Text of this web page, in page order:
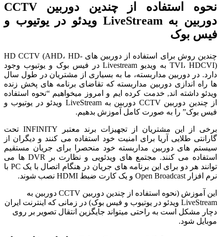
نحوه استفاده از چندین دوربین CCTV
دوربین به LiveStream ویدئو در یوتیوب و
فیس بوک
چندین روش برای استفاده از دوربین های HD CCTV (AHD، HD-
TVI، HDCVI) به ویدیو Livestream در فیس بوک و یوتیوب وجود
دارد. در دوربین مداربسته، ما به بسیاری از مشتریان در طول سال
ها راه اندازی دوربین مداربسته که تقاضای برنامه های پخش زنده
ویدئو داشته اند, خدمت کرده ایم و امروز میخواهیم “نحوه استفاده
از چندین دوربین CCTV دوربین به LiveStream ویدئو در یوتیوب و
فیس بوک” را به صورت کامل آموزش بدهیم.
برخی از این مشتریان از تجهیزات برند معتبر INFINITY تحت
گارانتی طلایی آریا برای امنیت خود استفاده می کنند و دیگران از
سیستم های دوربین مداربسته خود منحصرا برای جریان مستقیم
استفاده می کنند. مجتمع های ویدئویی و نظارت بر DVR ها می
توانند هر دو برای این برنامه های جریان در هنگام اتصال با یک PC با
نرم افزار Open Broadcast و یک کارت ضبط HDMI نصب شوند.
این آموزش (نحوه استفاده از چندین دوربین CCTV دوربین به
LiveStream ویدئو در یوتیوب و فیس بوک) در زمانی که اینترنت ایران
دچار مشکل است به راحتی میتواند جایگزین انتقال تصویر بر روی
موبایل شود.